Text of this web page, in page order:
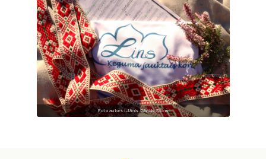
Foto autors: Jānis Dāvids Siliņš